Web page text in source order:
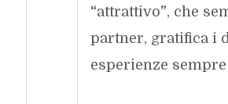
“attrattivo”, che
partner, gratifica i
esperienze